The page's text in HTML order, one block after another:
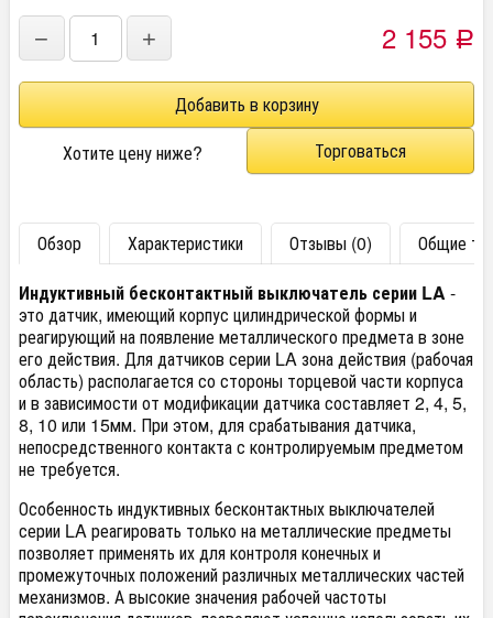
− + 2 155 Р
Хотите цену ниже? Торговаться
Обзор Характеристики Отзывы (0)
Общие
Индуктивный бесконтактный выключатель серии LA -
это датчик, имеющий корпус цилиндрической формы и
реагирующий на появление металлического предмета в зоне
его действия. Для датчиков серии LA зона действия (рабочая
область) располагается со стороны торцевой части корпуса
и в зависимости от модификации датчика составляет 2, 4, 5,
8, 10 или 15мм. При этом, для срабатывания датчика,
непосредственного контакта с контролируемым предметом
не требуется.
Особенность индуктивных бесконтактных выключателей
серии LA реагировать только на металлические предметы
позволяет применять их для контроля конечных и
промежуточных положений различных металлических частей
механизмов. А высокие значения рабочей частоты